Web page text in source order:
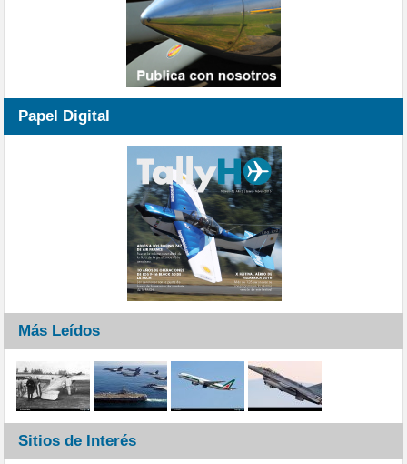
Papel Digital
Más Leídos
Sitios de Interés